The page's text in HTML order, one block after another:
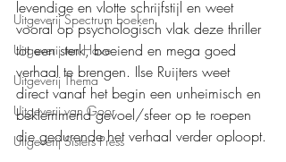
Uitgeverij Spectrum boeken
Uitgeverij ten Have
Uitgeverij Thema
Uitgeverij van Goor
Uitgeverij Sisters Press
levendige en vlotte schrijfstijl en weet
vooral op psychologisch vlak deze thriller
tot een sterk, boeiend en mega goed
verhaal te brengen. Ilse Ruijters weet
direct vanaf het begin een unheimisch en
beklemmend gevoel/sfeer op te roepen
die gedurende het verhaal verder oploopt.